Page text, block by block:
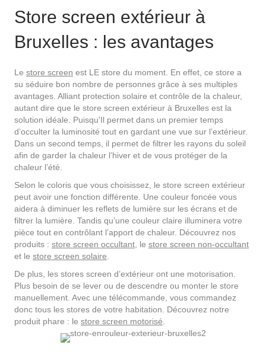
Store screen extérieur à
Bruxelles : les avantages
Le store screen est LE store du moment. En effet, ce store a
su séduire bon nombre de personnes grâce à ses multiples
avantages. Alliant protection solaire et contrôle de la chaleur,
autant dire que le store screen extérieur à Bruxelles est la
solution idéale. Puisqu'Il permet dans un premier temps
d’occulter la luminosité tout en gardant une vue sur l’extérieur.
Dans un second temps, il permet de filtrer les rayons du soleil
afin de garder la chaleur l’hiver et de vous protéger de la
chaleur l’été.
Selon le coloris que vous choisissez, le store screen extérieur
peut avoir une fonction différente. Une couleur foncée vous
aidera à diminuer les reflets de lumière sur les écrans et de
filtrer la lumière. Tandis qu’une couleur claire illuminera votre
pièce tout en contrôlant l’apport de chaleur. Découvrez nos
produits : store screen occultant le store screen non-occultant
et le store screen solaire
De plus, les stores screen d’extérieur ont une motorisation.
Plus besoin de se lever ou de descendre ou monter le store
manuellement. Avec une télécommande, vous commandez
donc tous les stores de votre habitation. Découvrez notre
produit phare : le store screen motorisé